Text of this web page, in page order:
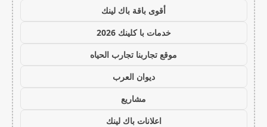
أقوى باقة باك لينك
خدمات با كلينك 2026
موقع تجاربنا تجارب الحياه
ديوان العرب
مشاريع
اعلانات باك لينك